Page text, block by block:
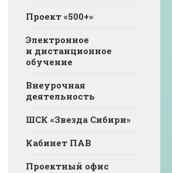
Проект «500+»
Электронное
и дистанционное
обучение
Внеурочная
деятельность
ШСК «Звезда Сибири»
Кабинет ПАВ
Проектный офис